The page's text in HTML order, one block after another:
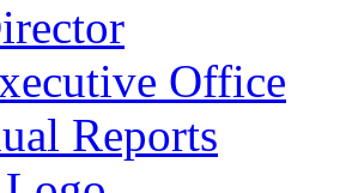
Office
Reports